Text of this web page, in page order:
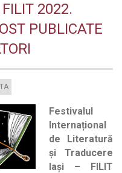
2022.
PUBLICATE
Festivalul
Internațional
de Literatură
și Traducere
Iași – FILIT